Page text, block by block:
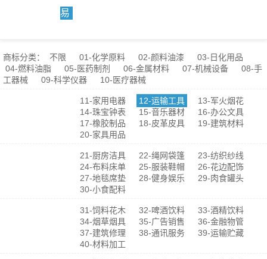
易
商标分类： 不限 01-化学原料 02-颜料油漆
03-日化用品
04-燃料油脂
05-医药制剂 06-金属材料 07-机械设备
08-手
工器械
09-科学仪器 10-医疗器械
11-家用电器 12-运输工具
13-军火烟花
14-珠宝钟表
15-音乐器材
16-办公文具
17-橡胶制品
18-皮革皮具
19-建筑材料
20-家具用品
21-厨房洁具 22-绳网袋篷
23-纺织纱线
24-布料床单
25-服装鞋帽
26-花边配饰
27-地毯席垫
28-健身娱乐
29-肉食罐头
30-小食配料
31-饲料花木 32-啤酒饮料
33-酒精饮料
34-烟草烟具
35-广告销售
36-金融物管
37-建筑修理
38-通讯服务
39-运输贮藏
40-材料加工